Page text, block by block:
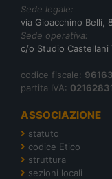
Sede legale:
via Gioacchino Belli,
Sede operativa:
c/o Studio Castellani
codice fiscale:
partita IVA:
ASSOCIAZIONE
statuto
codice Etico
struttura
sezioni locali